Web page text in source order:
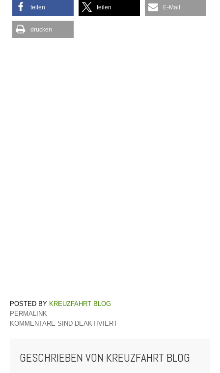
teilen teilen E-Mail
drucken
KREUZFAHRT BLOG
PERMALINK
KOMMENTARE SIND DEAKTIVIERT
GESCHRIEBEN VON KREUZFAHRT BLOG